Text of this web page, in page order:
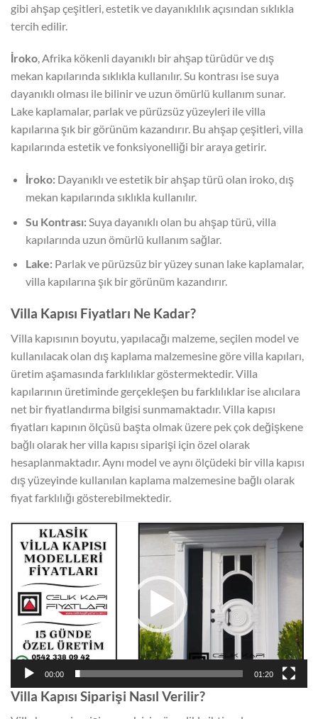
gibi ahşap çeşitleri, estetik ve dayanıklılık açısından sıklıkla
tercih edilir.
İroko, Afrika kökenli dayanıklı bir ahşap türüdür ve dış
mekan kapılarında sıklıkla kullanılır. Su kontrası ise suya
dayanıklı olması ile bilinir ve uzun ömürlü kullanım sunar.
Lake kaplamalar, parlak ve pürüzsüz yüzeyleri ile villa
kapılarına şık bir görünüm kazandırır. Bu ahşap çeşitleri, villa
kapılarında estetik ve fonksiyonelliği bir araya getirir.
İroko:Dayanıklı ve estetik bir ahşap türü olan iroko, dış
mekan kapılarında sıklıkla kullanılır.
Su Kontrası:Suya dayanıklı olan bu ahşap türü, villa
kapılarında uzun ömürlü kullanım sağlar.
Lake:Parlak ve pürüzsüz bir yüzey sunan lake kaplamalar,
villa kapılarına şık bir görünüm kazandırır.
Villa Kapısı Fiyatları Ne Kadar?
Villa kapısının boyutu, yapılacağı malzeme, seçilen model ve
kullanılacak olan dış kaplama malzemesine göre villa kapıları,
üretim aşamasında farklılıklar göstermektedir. Villa
kapılarının üretiminde gerçekleşen bu farklılıklar ise alıcılara
net bir fiyatlandırma bilgisi sunmamaktadır. Villa kapısı
fiyatları kapının ölçüsü başta olmak üzere pek çok değişkene
bağlı olarak her villa kapısı siparişi için özel olarak
hesaplanmaktadır. Aynı model ve aynı ölçüdeki bir villa kapısı
dış yüzeyinde kullanılan kaplama malzemesine bağlı olarak
fiyat farklılığı gösterebilmektedir.
Video
oynatıcı
00:00 01:20
Villa Kapısı Siparişi Nasıl Verilir?